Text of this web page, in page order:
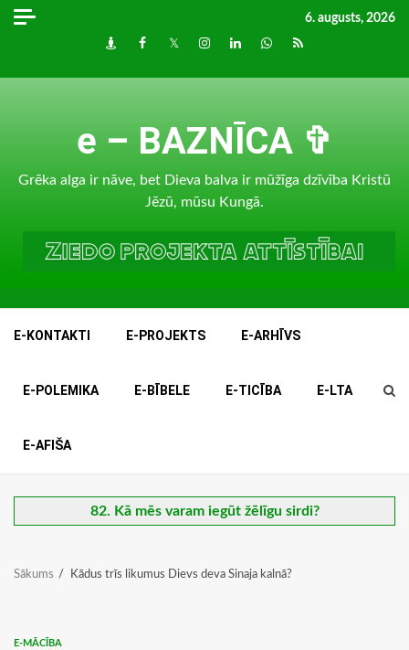
Skip
6. augusts, 2026
DraugiemFacebook
TwitterInstagram
LinkedInwhatsapp
RSS
e – BAZNĪCA ✞
Grēka alga ir nāve, bet Dieva balva ir mūžīga dzīvība Kristū
Jēzū, mūsu Kungā.
E-KONTAKTI E-PROJEKTS E-ARHĪVS
E-POLEMIKA E-BĪBELE E-TICĪBA E-LTA
E-AFIŠA
82. Kā mēs varam iegūt žēlīgu sirdi?
Sākums Kādus trīs likumus Dievs deva Sinaja kalnā?
E-MĀCĪBA